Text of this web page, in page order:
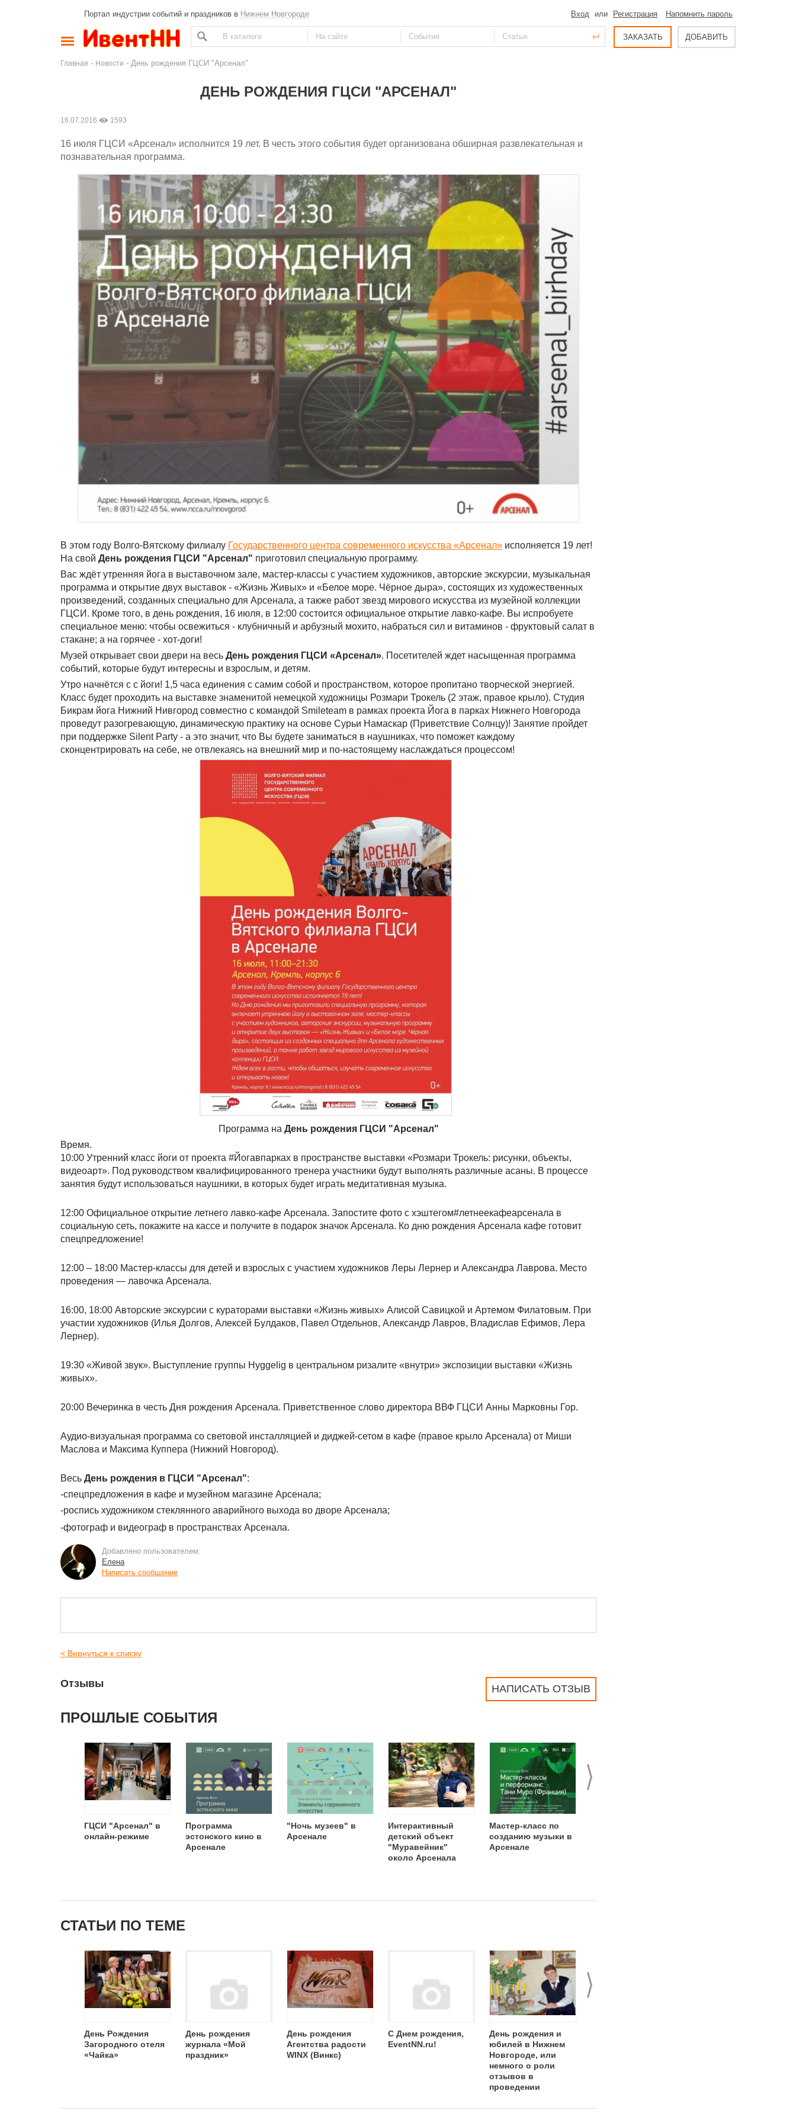
Портал индустрии событий и праздников в Нижнем Новгороде Вход или Регистрация Напомнить пароль
ЗАКАЗАТЬ ДОБАВИТЬ
Главная - Новости - День рождения ГЦСИ "Арсенал"
ДЕНЬ РОЖДЕНИЯ ГЦСИ "АРСЕНАЛ"
16.07.2016 1593
16 июля ГЦСИ «Арсенал» исполнится 19 лет. В честь этого события будет организована обширная развлекательная и
познавательная программа.
В этом году Волго-Вятскому филиалу Государственного центра современного искусства «Арсенал» исполняется 19 лет!
На свой День рождения ГЦСИ "Арсенал" приготовил специальную программу.
Вас ждёт утренняя йога в выставочном зале, мастер-классы с участием художников, авторские экскурсии, музыкальная
программа и открытие двух выставок - «Жизнь Живых» и «Белое море. Чёрное дыра», состоящих из художественных
произведений, созданных специально для Арсенала, а также работ звезд мирового искусства из музейной коллекции
ГЦСИ. Кроме того, в день рождения, 16 июля, в 12:00 состоится официальное открытие лавко-кафе. Вы испробуете
специальное меню: чтобы освежиться - клубничный и арбузный мохито, набраться сил и витаминов - фруктовый салат в
стакане; а на горячее - хот-доги!
Музей открывает свои двери на весь День рождения ГЦСИ «Арсенал». Посетителей ждет насыщенная программа
событий, которые будут интересны и взрослым, и детям.
Утро начнётся с с йоги! 1,5 часа единения с самим собой и пространством, которое пропитано творческой энергией.
Класс будет проходить на выставке знаменитой немецкой художницы Розмари Трокель (2 этаж, правое крыло). Студия
Бикрам йога Нижний Нивгород совместно с командой Smileteam в рамках проекта Йога в парках Нижнего Новгорода
проведут разогревающую, динамическую практику на основе Сурьи Намаскар (Приветствие Солнцу)! Занятие пройдет
при поддержке Silent Party - а это значит, что Вы будете заниматься в наушниках, что поможет каждому
сконцентрировать на себе, не отвлекаясь на внешний мир и по-настоящему наслаждаться процессом!
Программа на День рождения ГЦСИ "Арсенал"
Время.
10:00 Утренний класс йоги от проекта #Йогавпарках в пространстве выставки «Розмари Трокель: рисунки, объекты,
видеоарт». Под руководством квалифицированного тренера участники будут выполнять различные асаны. В процессе
занятия будут использоваться наушники, в которых будет играть медитативная музыка.
12:00 Официальное открытие летнего лавко-кафе Арсенала. Запостите фото с хэштегом#летнеекафеарсенала в
социальную сеть, покажите на кассе и получите в подарок значок Арсенала. Ко дню рождения Арсенала кафе готовит
спецпредложение!
12:00 – 18:00 Мастер-классы для детей и взрослых с участием художников Леры Лернер и Александра Лаврова. Место
проведения — лавочка Арсенала.
16:00, 18:00 Авторские экскурсии с кураторами выставки «Жизнь живых» Алисой Савицкой и Артемом Филатовым. При
участии художников (Илья Долгов, Алексей Булдаков, Павел Отдельнов, Александр Лавров, Владислав Ефимов, Лера
Лернер).
19:30 «Живой звук». Выступление группы Hyggelig в центральном ризалите «внутри» экспозиции выставки «Жизнь
живых».
20:00 Вечеринка в честь Дня рождения Арсенала. Приветственное слово директора ВВФ ГЦСИ Анны Марковны Гор.
Аудио-визуальная программа со световой инсталляцией и диджей-сетом в кафе (правое крыло Арсенала) от Миши
Маслова и Максима Куппера (Нижний Новгород).
Весь День рождения в ГЦСИ "Арсенал":
-спецпредложения в кафе и музейном магазине Арсенала;
-роспись художником стеклянного аварийного выхода во дворе Арсенала;
-фотограф и видеограф в пространствах Арсенала.
Добавлено пользователем:
Елена
Написать сообщение
< Вернуться к списку
НАПИСАТЬ ОТЗЫВ
Отзывы
ПРОШЛЫЕ СОБЫТИЯ
>
ГЦСИ "Арсенал" в
онлайн-режиме
Программа
эстонского кино в
Арсенале
"Ночь музеев" в
Арсенале
Интерактивный
детский объект
"Муравейник"
около Арсенала
Мастер-класс по
созданию музыки в
Арсенале
СТАТЬИ ПО ТЕМЕ
>
День Рождения
Загородного отеля
«Чайка»
День рождения
журнала «Мой
праздник»
День рождения
Агентства радости
WINX (Винкс)
С Днем рождения,
EventNN.ru!
День рождения и
юбилей в Нижнем
Новгороде, или
немного о роли
отзывов в
проведении
реки Волга